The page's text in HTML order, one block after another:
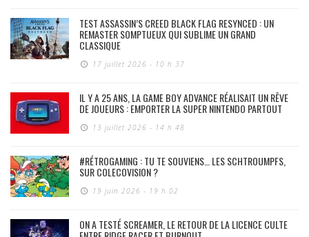
TEST ASSASSIN’S CREED BLACK FLAG RESYNCED : UN
REMASTER SOMPTUEUX QUI SUBLIME UN GRAND
CLASSIQUE
17 juillet 2026 - 10 h 37
IL Y A 25 ANS, LA GAME BOY ADVANCE RÉALISAIT UN RÊVE
DE JOUEURS : EMPORTER LA SUPER NINTENDO PARTOUT
13 juillet 2026 - 14 h 48
#RÉTROGAMING : TU TE SOUVIENS… LES SCHTROUMPFS,
SUR COLECOVISION ?
19 juin 2026 - 19 h 02
ON A TESTÉ SCREAMER, LE RETOUR DE LA LICENCE CULTE